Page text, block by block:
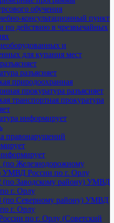
обучения
консультационный пункт
по действию в чрезвычайных
и
для купания мест
разъясняет
природоохранная
прокуратура разъясняет
транспортная прокуратура
информирует
правонарушений
Железнодорожному
УМВД России по г. Орлу
Заводскому району) УМВД
г. Орлу
Северному району) УМВД
г. Орлу
по г. Орлу (Советский